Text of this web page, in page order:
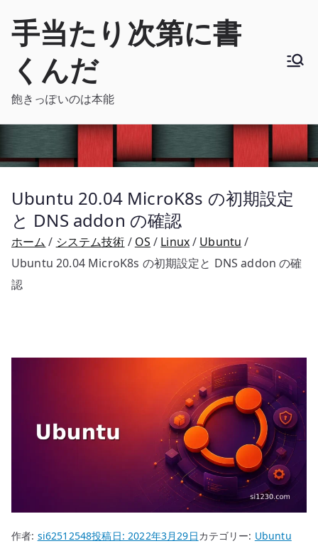
手当たり次第に書
くんだ
飽きっぽいのは本能
Ubuntu 20.04 MicroK8s の初期設定
と DNS addon の確認
ホーム システム技術 OS Linux
Ubuntu
Ubuntu 20.04 MicroK8s の初期設定と DNS addon の確
認
作者: si62512548投稿日:2022年3月29日カテゴリー: Ubuntu